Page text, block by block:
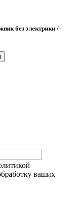
без электрики /
ваших